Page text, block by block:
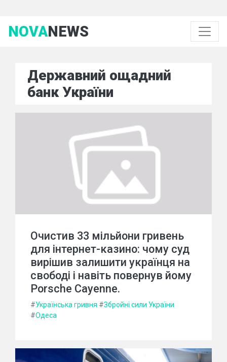
NOVANEWS
Державний ощадний
банк України
Очистив 33 мільйони гривень
для інтернет-казино: чому суд
вирішив залишити українця на
свободі і навіть повернув йому
Porsche Cayenne.
#Українська гривня #Збройні сили України
#Одеса